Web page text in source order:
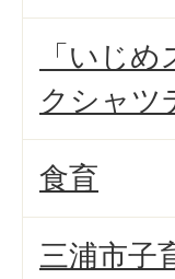
「いじ
クシャツ
食育
三浦市子